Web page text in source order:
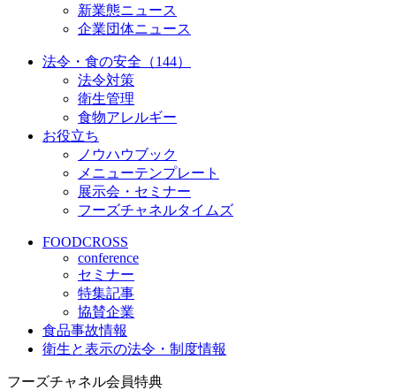
新業態ニュース
企業団体ニュース
法令・食の安全（144）
法令対策
衛生管理
食物アレルギー
お役立ち
ノウハウブック
メニューテンプレート
展示会・セミナー
フーズチャネルタイムズ
FOODCROSS
conference
セミナー
特集記事
協賛企業
食品事故情報
衛生と表示の法令・制度情報
フーズチャネル会員特典